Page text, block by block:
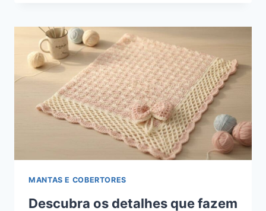
MANTAS E COBERTORES
Descubra os detalhes que fazem